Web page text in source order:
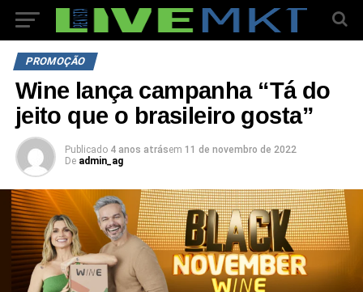
PROMOÇÃO
Wine lança campanha “Tá do
jeito que o brasileiro gosta”
Publicado 4 anos atrásem 11 de novembro de 2022
De admin_ag